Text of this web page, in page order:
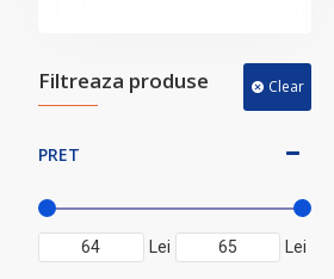
Filtreaza produse Clear
PRET
Lei Lei